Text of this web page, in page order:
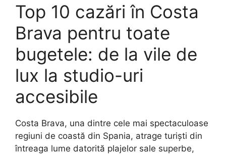
Top 10 cazări în Costa
Brava pentru toate
bugetele: de la vile de
lux la studio-uri
accesibile
Costa Brava, una dintre cele mai spectaculoase
regiuni de coastă din Spania, atrage turiști din
întreaga lume datorită plajelor sale superbe,